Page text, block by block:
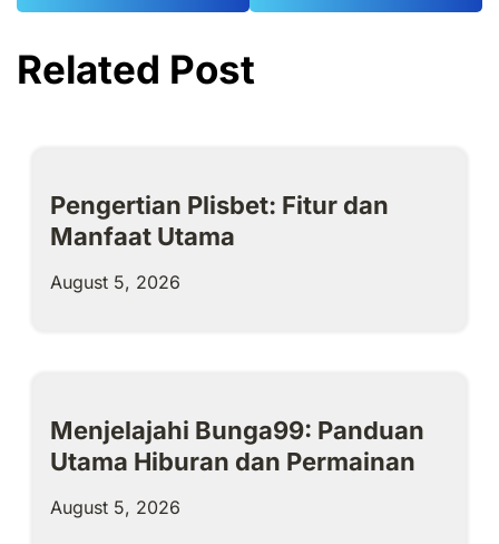
Related Post
Pengertian Plisbet: Fitur dan
Manfaat Utama
August 5, 2026
Menjelajahi Bunga99: Panduan
Utama Hiburan dan Permainan
August 5, 2026